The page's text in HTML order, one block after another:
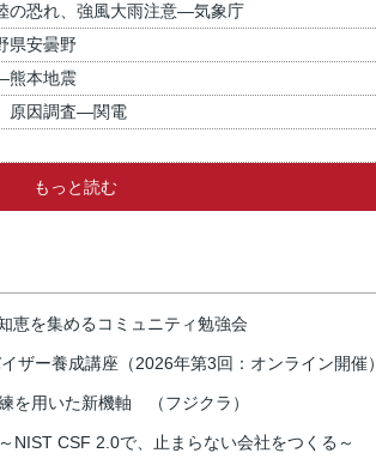
の恐れ、強風大雨注意―気象庁
県安曇野
熊本地震
原因調査―関電
もっと読む
恵を集めるコミュニティ勉強会
ザー養成講座（2026年第3回：オンライン開催）
を用いた新機軸 （フジクラ）
NIST CSF 2.0で、止まらない会社をつくる～